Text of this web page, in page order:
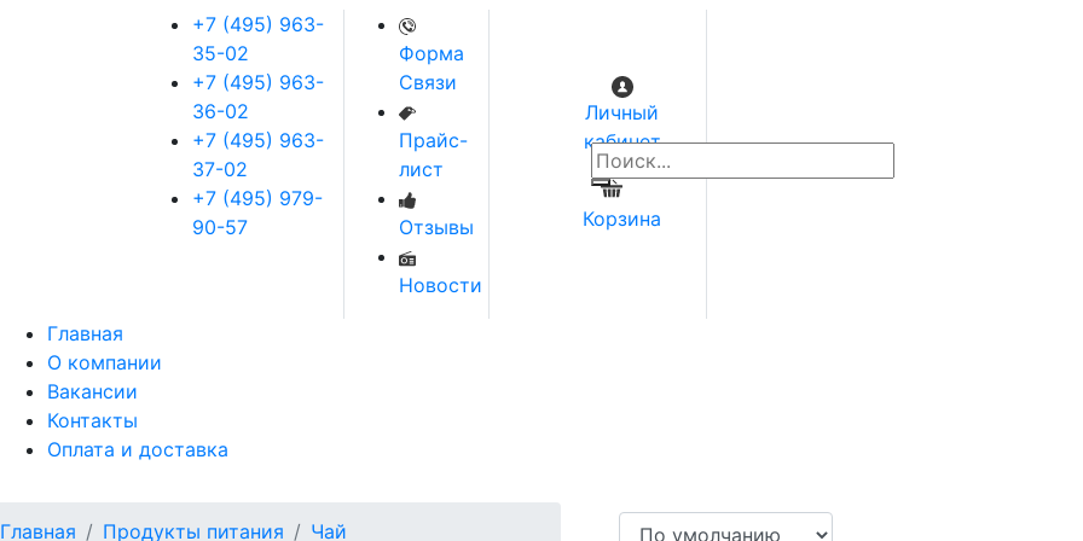
+7 (495) 963-
35-02
+7 (495) 963-
36-02
+7 (495) 963-
37-02
+7 (495) 979-
90-57
Форма
Связи
Прайс-
лист
Отзывы
Новости
Личный
кабинет
Корзина
Главная
О компании
Вакансии
Контакты
Оплата и доставка
Главная Продукты питания Чай